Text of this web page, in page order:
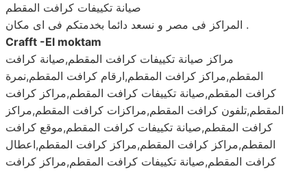
صيانة تكييفات كرافت المقطم
المراكز فى مصر و نسعد دائما بخدمتكم فى اى مكان .
Crafft -El moktam
مراكز صيانة تكييفات كرافت المقطم,صيانة كرافت
المقطم,مراكز كرافت المقطم,ارقام كرافت المقطم,نمرة
كرافت المقطم,صيانة تكييفات كرافت المقطم,مراكز كرافت
المقطم,تلفون كرافت المقطم,مراكزات كرافت المقطم,مراكز
كرافت المقطم,صيانة تكييفات كرافت المقطم,موقع كرافت
المقطم,مراكز كرافت المقطم,مراكز كرافت المقطم,اعطال
كرافت المقطم,صيانة تكييفات كرافت المقطم,مراكز كرافت